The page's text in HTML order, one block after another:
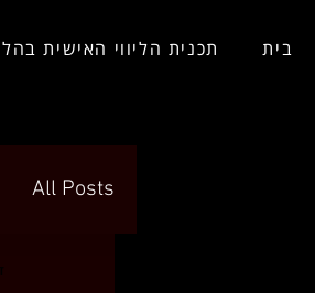
בית תכנית הליווי האישית
All Posts
לימוד